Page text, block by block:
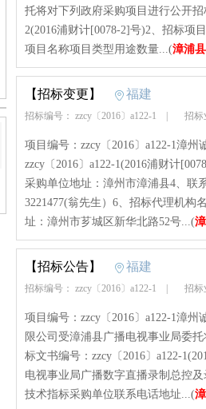
托将对下列政府采购项目进行公开
2(2016浦财计[0078-2]号)2、招标项
项目名称项目类型用途数量...(漳浦
【招标变更】 福建
招标编号： zzcy〔2016〕a122-1 招标
项目编号：zzcy〔2016〕a122-1漳
zzcy〔2016〕a122-1(2016浦财计
采购单位地址：漳州市漳浦县4、联
3221477(翁先生）6、招标代理机构
址：漳州市芗城区新华北路52号...(
【招标公告】 福建
招标编号： zzcy〔2016〕a122-1 招标
项目编号：zzcy〔2016〕a122-1漳
限公司受漳浦县广播电视事业局委
标文书编号：zzcy〔2016〕a122-
电视事业局广播数字直播录制总控
技术指标采购单位联系电话地址...(